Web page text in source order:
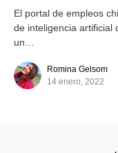
El portal de empleos
de inteligencia artificial
un…
Romina Gelsom
14 enero, 2022